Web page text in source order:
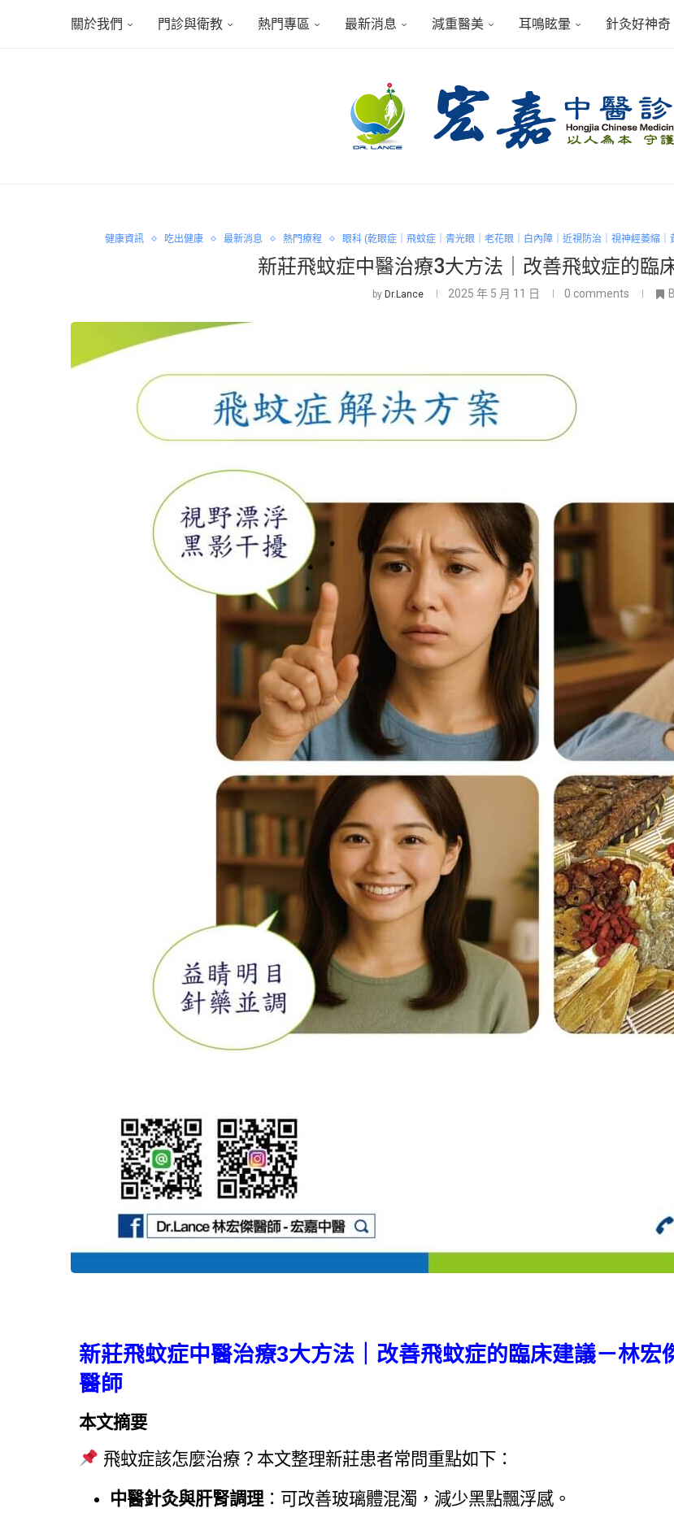
關於我們 門診與衛教 熱門專區 最新消息 減重醫美 耳鳴眩暈 針灸好神奇
健康資訊 吃出健康 最新消息 熱門療程 眼科 (乾眼症｜飛蚊症｜青光眼｜老花眼｜白內障｜近視防治｜視神經萎縮｜
新莊飛蚊症中醫治療3大方法｜改善飛蚊症的臨
by Dr.Lance 2025 年 5 月 11 日 0 comments
新莊飛蚊症中醫治療3大方法｜改善飛蚊症的臨床建議－林宏
醫師
本文摘要
飛蚊症該怎麼治療？本文整理新莊患者常問重點如下：
中醫針灸與肝腎調理：可改善玻璃體混濁，減少黑點飄浮感。